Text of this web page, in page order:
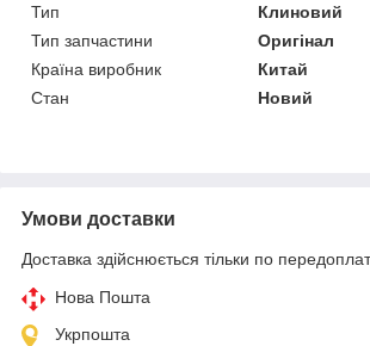
Тип
Клиновий
Тип запчастини
Оригінал
Країна виробник
Китай
Стан
Новий
Умови доставки
Доставка здійснюється тільки по
Нова Пошта
Укрпошта